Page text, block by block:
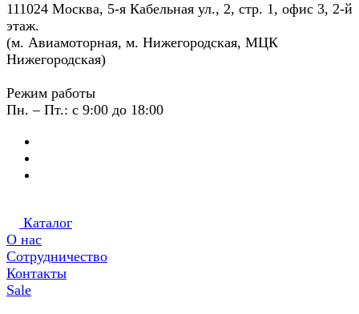
111024 Москва, 5-я Кабельная ул., 2, стр. 1, офис 3, 2-й
этаж.
(м. Авиамоторная, м. Нижегородская, МЦК
Нижегородская)
Режим работы
Пн. – Пт.: с 9:00 до 18:00
Каталог
О нас
Сотрудничество
Контакты
Sale